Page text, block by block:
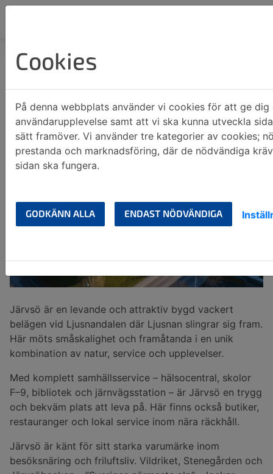
Hem Våra områden
Järvsö
Järvsö är en levande och attraktiv bygd vackert
belägen vid Ljusnandalen där Ljusnan slingrar sig fram.
Här möts småskalighet och framåtanda i en unik
kombination av natur, service och upplevelser.
Med komplett samhällsservice – hälsocentral, skolor
F–9, bibliotek och järnvägsstation – är Järvsö en trygg
och bekväm plats att leva på. Här finns också butiker,
restauranger och lokal service inom nära räckhåll.
Järvsö är känt för sitt starka varumärke inom
besöksnäring och friluftsliv. Vildriket, Stenegården och
Cookies
På denna webbplats använder vi cookies för att ge dig
användarupplevelse samt att vi ska kunna utveckla
sätt framöver. Vi använder tre kategorier av cookies;
prestanda och marknadsföring, där de nödvändiga
sidan ska fungera.
GODKÄNN ALLA ENDAST NÖDVÄNDIGA